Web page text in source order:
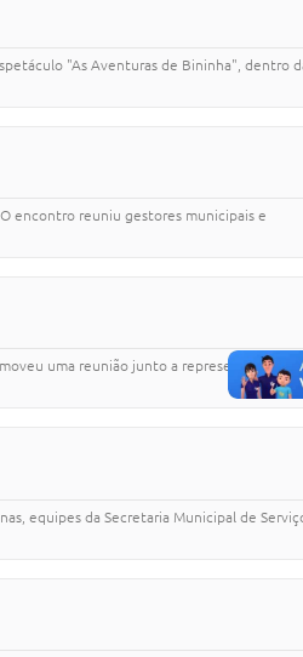
"As Aventuras de Bininha", dentro
encontro reuniu gestores municipais e
uma reunião junto a representantes de
equipes da Secretaria Municipal de